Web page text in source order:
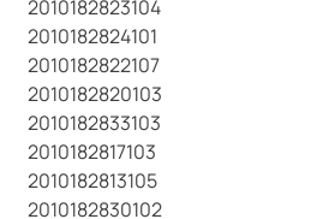
2010182823104
2010182824101
2010182822107
2010182820103
2010182833103
2010182817103
2010182813105
2010182830102